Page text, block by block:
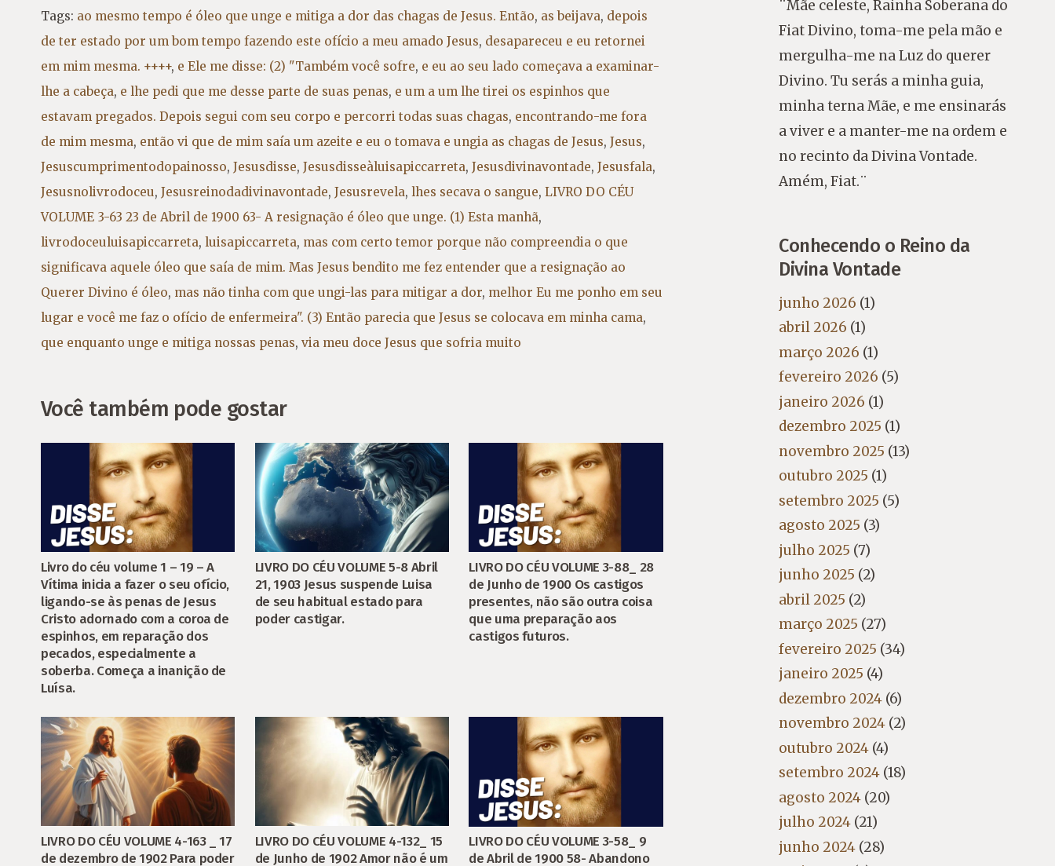
Tags: ao mesmo tempo é óleo que unge e mitiga a dor das chagas de Jesus. Então, as beijava, depois
de ter estado por um bom tempo fazendo este ofício a meu amado Jesus, desapareceu e eu retornei
em mim mesma. ++++, e Ele me disse: (2) "Também você sofre, e eu ao seu lado começava a examinar-
lhe a cabeça, e lhe pedi que me desse parte de suas penas, e um a um lhe tirei os espinhos que
estavam pregados. Depois segui com seu corpo e percorri todas suas chagas, encontrando-me fora
de mim mesma, então vi que de mim saía um azeite e eu o tomava e ungia as chagas de Jesus, Jesus,
Jesuscumprimentodopainosso, Jesusdisse, Jesusdisseàluisapiccarreta, Jesusdivinavontade, Jesusfala,
Jesusnolivrodoceu, Jesusreinodadivinavontade, Jesusrevela, lhes secava o sangue, LIVRO DO CÉU
VOLUME 3-63 23 de Abril de 1900 63- A resignação é óleo que unge. (1) Esta manhã,
livrodoceuluisapiccarreta, luisapiccarreta, mas com certo temor porque não compreendia o que
significava aquele óleo que saía de mim. Mas Jesus bendito me fez entender que a resignação ao
Querer Divino é óleo, mas não tinha com que ungi-las para mitigar a dor, melhor Eu me ponho em seu
lugar e você me faz o ofício de enfermeira". (3) Então parecia que Jesus se colocava em minha cama,
que enquanto unge e mitiga nossas penas, via meu doce Jesus que sofria muito
Você também pode gostar
Livro do céu volume 1 – 19 – A
Vítima inicia a fazer o seu ofício,
ligando-se às penas de Jesus
Cristo adornado com a coroa de
espinhos, em reparação dos
pecados, especialmente a
soberba. Começa a inanição de
Luísa.
LIVRO DO CÉU VOLUME 5-8 Abril
21, 1903 Jesus suspende Luisa
de seu habitual estado para
poder castigar.
LIVRO DO CÉU VOLUME 3-88_ 28
de Junho de 1900 Os castigos
presentes, não são outra coisa
que uma preparação aos
castigos futuros.
LIVRO DO CÉU VOLUME 4-163 _ 17
de dezembro de 1902 Para poder
LIVRO DO CÉU VOLUME 4-132_ 15
de Junho de 1902 Amor não é um
LIVRO DO CÉU VOLUME 3-58_ 9
de Abril de 1900 58- Abandono
¨Mãe celeste, Rainha Soberana do
Fiat Divino, toma-me pela mão e
mergulha-me na Luz do querer
Divino. Tu serás a minha guia,
minha terna Mãe, e me ensinarás
a viver e a manter-me na ordem e
no recinto da Divina Vontade.
Amém, Fiat.¨
Conhecendo o Reino da
Divina Vontade
junho 2026 (1)
abril 2026 (1)
março 2026 (1)
fevereiro 2026 (5)
janeiro 2026 (1)
dezembro 2025 (1)
novembro 2025 (13)
outubro 2025 (1)
setembro 2025 (5)
agosto 2025 (3)
julho 2025 (7)
junho 2025 (2)
abril 2025 (2)
março 2025 (27)
fevereiro 2025 (34)
janeiro 2025 (4)
dezembro 2024(6)
novembro 2024(2)
outubro 2024(4)
setembro 2024(18)
agosto 2024(20)
julho 2024(21)
junho 2024(28)